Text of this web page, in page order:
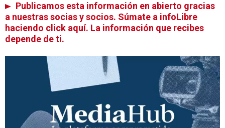
Publicamos esta información en abierto gracias
a nuestras socias y socios. Súmate a infoLibre
haciendo click aquí. La información que recibes
depende de ti.